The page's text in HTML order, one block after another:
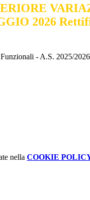
2026
- A.S. 2025/2026
nella COOKIE